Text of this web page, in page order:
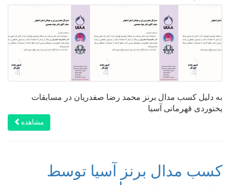
به دلیل کسب مدال برنز محمد رضا صفدریان در مسابقات
یخنوردی قهرمانی آسیا
مشاهده
کسب مدال برنز آسیا توسط